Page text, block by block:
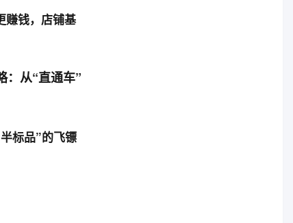
赚钱，店铺基
：从“直通车”
标品”的飞镖